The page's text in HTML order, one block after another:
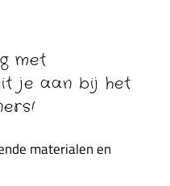
met
je aan bij het
materialen en